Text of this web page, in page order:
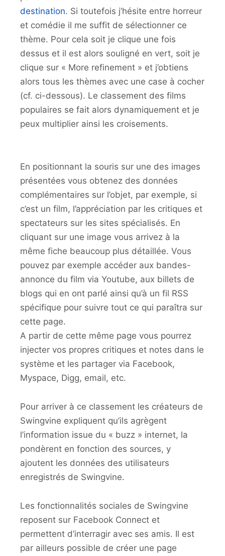
destination. Si toutefois j’hésite entre horreur
et comédie il me suffit de sélectionner ce
thème. Pour cela soit je clique une fois
dessus et il est alors souligné en vert, soit je
clique sur « More refinement » et j’obtiens
alors tous les thèmes avec une case à cocher
(cf. ci-dessous). Le classement des films
populaires se fait alors dynamiquement et je
peux multiplier ainsi les croisements.
En positionnant la souris sur une des images
présentées vous obtenez des données
complémentaires sur l’objet, par exemple, si
c’est un film, l’appréciation par les critiques et
spectateurs sur les sites spécialisés. En
cliquant sur une image vous arrivez à la
même fiche beaucoup plus détaillée. Vous
pouvez par exemple accéder aux bandes-
annonce du film via Youtube, aux billets de
blogs qui en ont parlé ainsi qu’à un fil RSS
spécifique pour suivre tout ce qui paraîtra sur
cette page.
A partir de cette même page vous pourrez
injecter vos propres critiques et notes dans le
système et les partager via Facebook,
Myspace, Digg, email, etc.
Pour arriver à ce classement les créateurs de
Swingvine expliquent qu’ils agrègent
l’information issue du « buzz » internet, la
pondèrent en fonction des sources, y
ajoutent les données des utilisateurs
enregistrés de Swingvine.
Les fonctionnalités sociales de Swingvine
reposent sur Facebook Connect et
permettent d’interragir avec ses amis. Il est
par ailleurs possible de créer une page